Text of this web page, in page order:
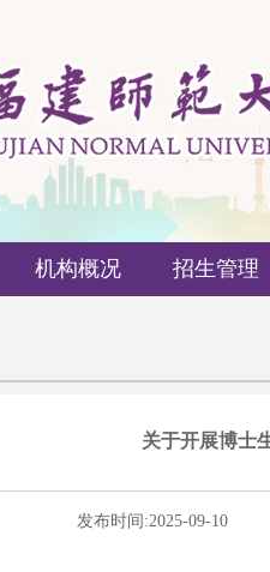
机构概况 招生管理
关于开展博士
发布时间:2025-09-10